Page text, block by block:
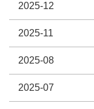
2025-12
2025-11
2025-08
2025-07